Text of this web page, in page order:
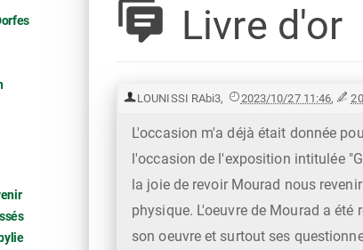
Livre d'or
LOUNISSI RAbi3, 2023/10/27 11:46,
L'occasion m'a déjà était donnée
l'occasion de l'exposition intitulée
la joie de revoir Mourad nous
physique. L'oeuvre de Mourad a
son oeuvre et surtout ses